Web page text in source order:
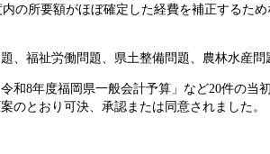
の所要額がほぼ確定した経費を補正するた
福祉労働問題、県土整備問題、農林水産
8年度福岡県一般会計予算」など20件の当
とおり可決、承認または同意されました。